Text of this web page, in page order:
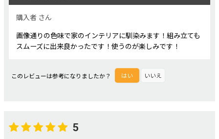
購入者 さん
画像通りの色味で家のインテリアに馴染みます！組み立ても
スムーズに出来良かったです！使うのが楽しみです！
このレビューは参考になりましたか？ はい いいえ
5